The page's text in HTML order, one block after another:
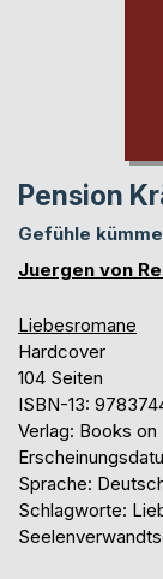
Pension
Gefühle
Juergen von
Liebesromane
Hardcover
104 Seiten
ISBN-13:
Verlag: Books on
Sprache:
Schlagworte: